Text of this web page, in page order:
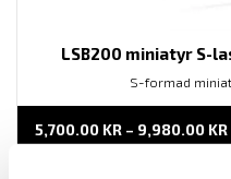
LSB200 miniatyr S-
S-formad
5,700.00 KR – 9,980.00 KR